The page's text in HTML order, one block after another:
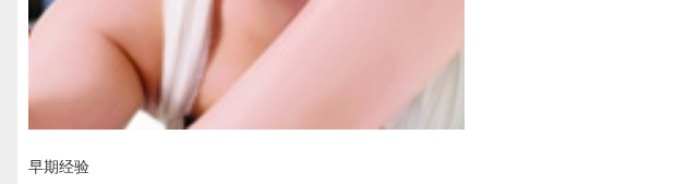
早期经验